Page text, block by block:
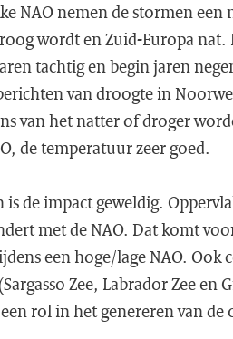
NAO nemen de stormen
wordt en Zuid-Europa nat.
tachtig en begin jaren
van droogte in
van het natter of droger
de temperatuur zeer goed.
is de impact geweldig.
met de NAO. Dat komt
een hoge/lage NAO. Ook
Zee, Labrador Zee
rol in het genereren van de